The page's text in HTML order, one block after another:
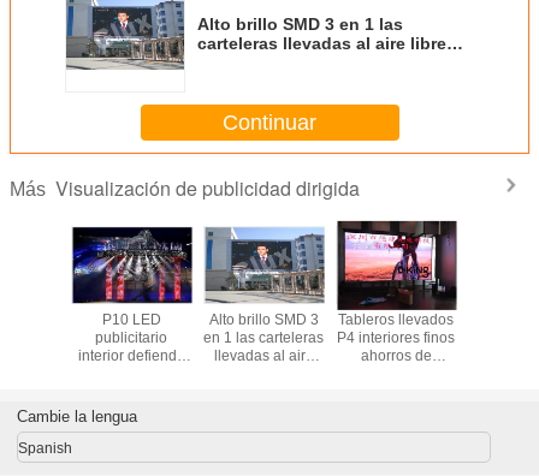
Alto brillo SMD 3 en 1 las
carteleras llevadas al aire libre
Continuar
Más Visualización de publicidad dirigida
Dance
P10 LED
publicitario
interior defiende
deportes 5000nits
Alto brillo SMD 3
en 1 las carteleras
llevadas al aire
Tableros llevados
P4 interiores finos
ahorros de
Cambie la lengua
Spanish